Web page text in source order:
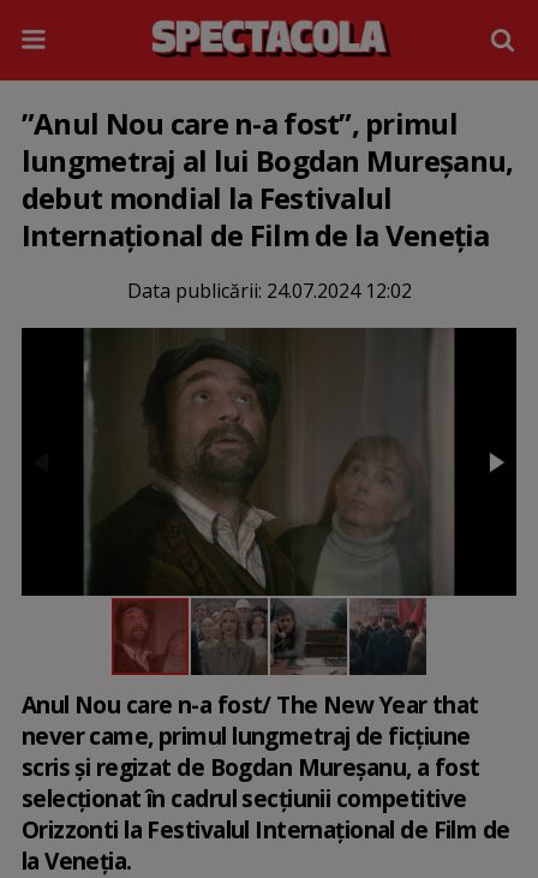
”Anul Nou care n-a fost”, primul
lungmetraj al lui Bogdan Mureșanu,
debut mondial la Festivalul
Internațional de Film de la Veneția
Data publicării: 24.07.2024 12:02
Anul Nou care n-a fost/ The New Year that
never came, primul lungmetraj de ficțiune
scris și regizat de Bogdan Mureșanu, a fost
selecționat în cadrul secțiunii competitive
Orizzonti la Festivalul Internațional de Film de
la Veneția.